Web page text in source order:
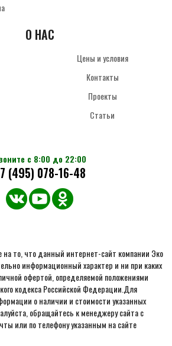
О НАС
Цены и условия
Контакты
Проекты
Статьи
с 8:00 до 22:00
(495) 078-16-48
то, что данный интернет-сайт компании Эко
информационный характер и ни при каких
офертой, определяемой положениями
кодекса Российской Федерации.Для
о наличии и стоимости указанных
обращайтесь к менеджеру сайта с
или по телефону указанным на сайте